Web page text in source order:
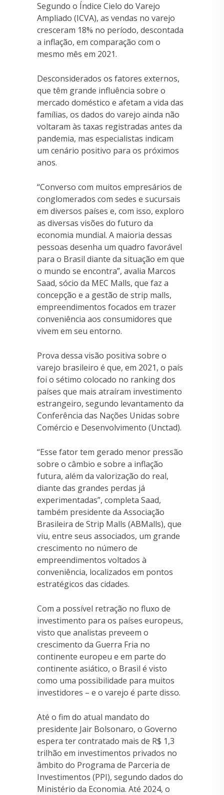
Segundo o Índice Cielo do Varejo
Ampliado (ICVA), as vendas no varejo
cresceram 18% no período, descontada
a inflação, em comparação com o
mesmo mês em 2021.
Desconsiderados os fatores externos,
que têm grande influência sobre o
mercado doméstico e afetam a vida das
famílias, os dados do varejo ainda não
voltaram às taxas registradas antes da
pandemia, mas especialistas indicam
um cenário positivo para os próximos
anos.
“Converso com muitos empresários de
conglomerados com sedes e sucursais
em diversos países e, com isso, exploro
as diversas visões do futuro da
economia mundial. A maioria dessas
pessoas desenha um quadro favorável
para o Brasil diante da situação em que
o mundo se encontra”, avalia Marcos
Saad, sócio da MEC Malls, que faz a
concepção e a gestão de strip malls,
empreendimentos focados em trazer
conveniência aos consumidores que
vivem em seu entorno.
Prova dessa visão positiva sobre o
varejo brasileiro é que, em 2021, o país
foi o sétimo colocado no ranking dos
países que mais atraíram investimento
estrangeiro, segundo levantamento da
Conferência das Nações Unidas sobre
Comércio e Desenvolvimento (Unctad).
“Esse fator tem gerado menor pressão
sobre o câmbio e sobre a inflação
futura, além da valorização do real,
diante das grandes perdas já
experimentadas”, completa Saad,
também presidente da Associação
Brasileira de Strip Malls (ABMalls), que
viu, entre seus associados, um grande
crescimento no número de
empreendimentos voltados à
conveniência, localizados em pontos
estratégicos das cidades.
Com a possível retração no fluxo de
investimento para os países europeus,
visto que analistas preveem o
crescimento da Guerra Fria no
continente europeu e em parte do
continente asiático, o Brasil é visto
como uma possibilidade para muitos
investidores – e o varejo é parte disso.
Até o fim do atual mandato do
presidente Jair Bolsonaro, o Governo
espera ter contratado mais de R$ 1,3
trilhão em investimentos privados no
âmbito do Programa de Parceria de
Investimentos (PPI), segundo dados do
Ministério da Economia. Até 2024, o